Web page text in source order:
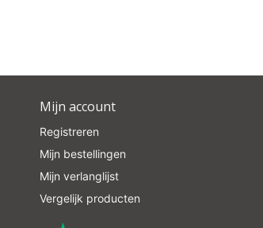
Mijn account
Registreren
Mijn bestellingen
Mijn verlanglijst
Vergelijk producten